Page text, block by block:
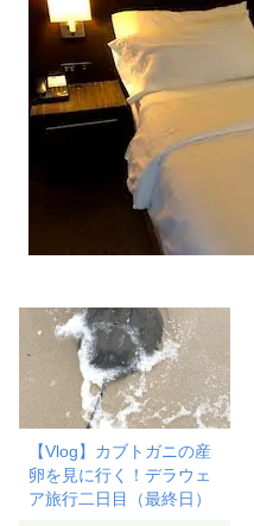
【Vlog】カブトガニの産
卵を見に行く！デラウェ
ア旅行二日目（最終日）